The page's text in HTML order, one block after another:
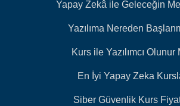
Yapay Zekâ ile Geleceğin
Yazılıma Nereden
Kurs ile Yazılımcı Olunur
En İyi Yapay Zeka
Siber Güvenlik Kurs